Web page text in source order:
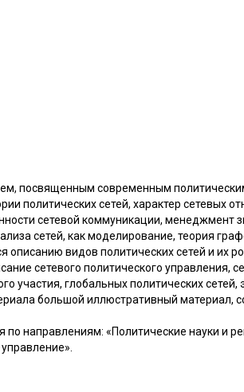
посвященным современным
политических сетей, характер сетевых
сетевой коммуникации, менеджмент
сетей, как моделирование, теория
видов политических сетей и их
сетевого политического управления,
участия, глобальных политических
большой иллюстративный материал,
направлениям: «Политические науки и